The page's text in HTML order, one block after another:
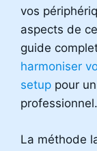
vos
aspects de
guide
harmoniser
setup pour
professionnel.
La méthode